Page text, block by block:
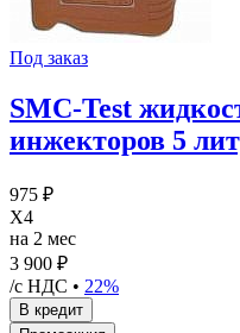
Под заказ
SMC-Test
инжекторов 5
975 ₽
X4
на 2 мес
3 900 ₽
/с НДС • 22%